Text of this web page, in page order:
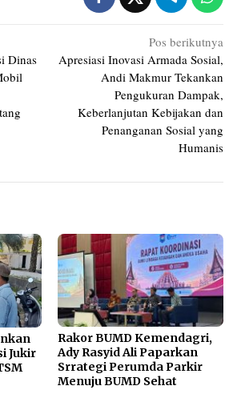
Dinas
Pos berikutnya
Apresiasi Inovasi Armada Sosial,
Andi Makmur Tekankan
Pengukuran Dampak,
Keberlanjutan Kebijakan dan
Penanganan Sosial yang
Humanis
Jukir
Rakor BUMD Kemendagri,
Ady Rasyid Ali Paparkan
Srrategi Perumda Parkir
Menuju BUMD Sehat